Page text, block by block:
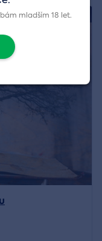
4.8/5
mladším 18 let.